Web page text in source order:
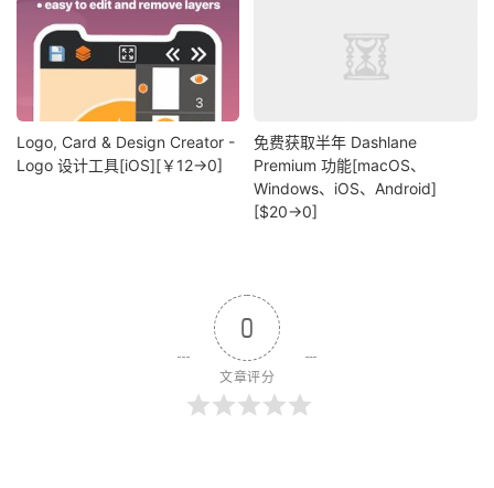
Logo, Card & Design Creator -
Logo 设计工具[iOS][￥12→0]
免费获取半年 Dashlane
Premium 功能[macOS、
Windows、iOS、Android]
[$20→0]
0
文章评分